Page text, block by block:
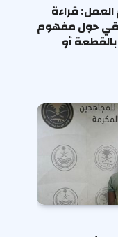
العمل: قراءة
حول مفهوم
أو